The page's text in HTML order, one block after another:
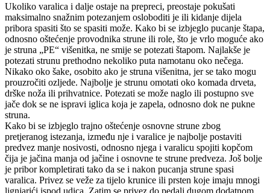
Ukoliko varalica i dalje ostaje na prepreci, preostaje pokušati
maksimalno snažnim potezanjem osloboditi je ili kidanje dijela
pribora spasiti što se spasiti može. Kako bi se izbjeglo pucanje štapa,
odnosno oštećenje provodnika strune ili role, što je vrlo moguće ako
je struna „PE“ višenitka, ne smije se potezati štapom. Najlakše je
potezati strunu prethodno nekoliko puta namotanu oko nečega.
Nikako oko šake, osobito ako je struna višenitna, jer se tako mogu
prouzročiti ozljede. Najbolje je strunu omotati oko komada drveta,
drške noža ili prihvatnice. Potezati se može naglo ili postupno sve
jače dok se ne ispravi iglica koja je zapela, odnosno dok ne pukne
struna.
Kako bi se izbjeglo trajno oštećenje osnovne strune zbog
pretjeranog istezanja, između nje i varalice je najbolje postaviti
predvez manje nosivosti, odnosno njega i varalicu spojiti kopčom
čija je jačina manja od jačine i osnovne te strune predveza. Još bolje
je pribor kompletirati tako da se i nakon pucanja strune spasi
varalica. Privez se veže za tijelo krunice ili prsten koje imaju mnogi
lignjarići ispod udica. Zatim se privez do pedalj dugom dodatnom